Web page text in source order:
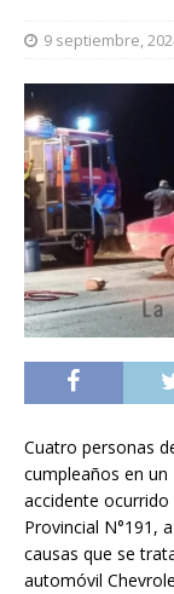
9 septiembre,
Cuatro personas
cumpleaños en
accidente
Provincial N°191,
causas que se
automóvil